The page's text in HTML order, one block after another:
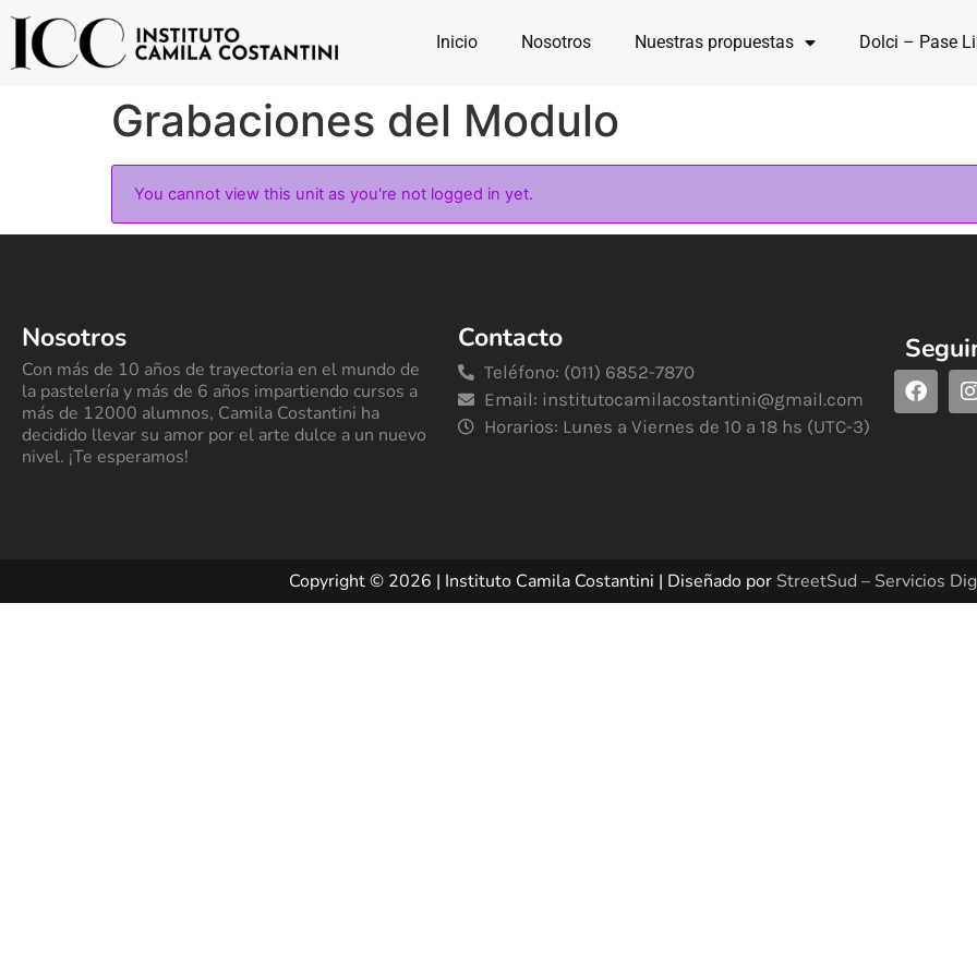
Inicio Nosotros Nuestras propuestas Dolci – Pase
Grabaciones del Modulo
You cannot view this unit as you're not logged in yet.
Nosotros
Con más de 10 años de trayectoria en el mundo de
la pastelería y más de 6 años impartiendo cursos a
más de 12000 alumnos, Camila Costantini ha
decidido llevar su amor por el arte dulce a un nuevo
nivel. ¡Te esperamos!
Contacto
Teléfono: (011) 6852-7870
Email: institutocamilacostantini@gmail.com
Horarios: Lunes a Viernes de 10 a 18 hs (UTC-3)
Copyright © 2026 | Instituto Camila Costantini | Diseñado por StreetSud – Servicios